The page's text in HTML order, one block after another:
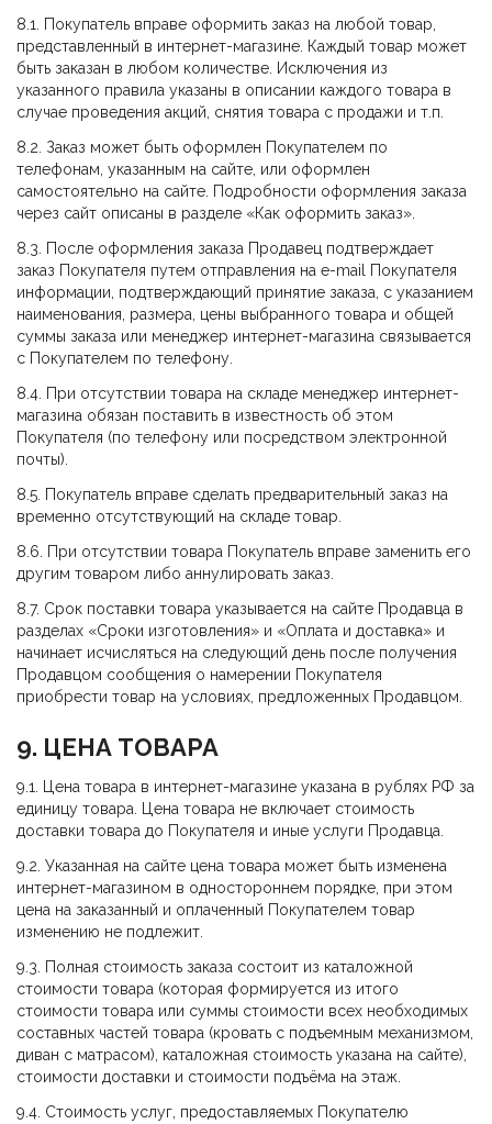
8.1. Покупатель вправе оформить заказ на любой товар,
представленный в интернет-магазине. Каждый товар может
быть заказан в любом количестве. Исключения из
указанного правила указаны в описании каждого товара в
случае проведения акций, снятия товара с продажи и т.п.
8.2. Заказ может быть оформлен Покупателем по
телефонам, указанным на сайте, или оформлен
самостоятельно на сайте. Подробности оформления заказа
через сайт описаны в разделе «Как оформить заказ».
8.3. После оформления заказа Продавец подтверждает
заказ Покупателя путем отправления на e-mail Покупателя
информации, подтверждающий принятие заказа, с указанием
наименования, размера, цены выбранного товара и общей
суммы заказа или менеджер интернет-магазина связывается
с Покупателем по телефону.
8.4. При отсутствии товара на складе менеджер интернет-
магазина обязан поставить в известность об этом
Покупателя (по телефону или посредством электронной
почты).
8.5. Покупатель вправе сделать предварительный заказ на
временно отсутствующий на складе товар.
8.6. При отсутствии товара Покупатель вправе заменить его
другим товаром либо аннулировать заказ.
8.7. Срок поставки товара указывается на сайте Продавца в
разделах «Сроки изготовления» и «Оплата и доставка» и
начинает исчисляться на следующий день после получения
Продавцом сообщения о намерении Покупателя
приобрести товар на условиях, предложенных Продавцом.
9. ЦЕНА ТОВАРА
9.1. Цена товара в интернет-магазине указана в рублях РФ за
единицу товара. Цена товара не включает стоимость
доставки товара до Покупателя и иные услуги Продавца.
9.2. Указанная на сайте цена товара может быть изменена
интернет-магазином в одностороннем порядке, при этом
цена на заказанный и оплаченный Покупателем товар
изменению не подлежит.
9.3. Полная стоимость заказа состоит из каталожной
стоимости товара (которая формируется из итого
стоимости товара или суммы стоимости всех необходимых
составных частей товара (кровать с подъемным механизмом,
диван с матрасом), каталожная стоимость указана на сайте),
стоимости доставки и стоимости подъёма на этаж.
9.4. Стоимость услуг, предоставляемых Покупателю